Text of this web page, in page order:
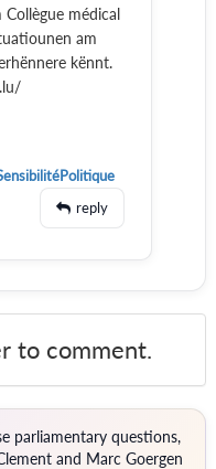
médical
am
kënnt.
reply
to comment.
parliamentary questions,
and Marc Goergen